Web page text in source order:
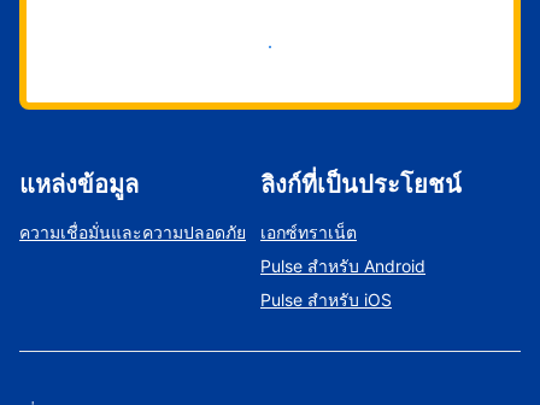
เริ่มดำเนินการเลย
แหล่งข้อมูล
ความเชื่อมั่นและความปลอดภัย
ลิงก์ที่เป็นประโยชน์
เอกซ์ทราเน็ต
Pulse สำหรับ Android
Pulse สำหรับ iOS